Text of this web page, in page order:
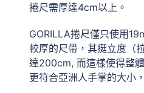
捲尺需厚達4cm以上。
GORILLA捲尺僅只使用
較厚的尺帶，其挺立度（
達200cm, 而這樣使得整
更符合亞洲人手掌的大小